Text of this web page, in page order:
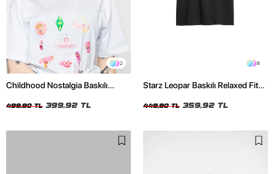
2
Childhood Nostalgia Baskılı
499,90 TL 399,92 TL
8
Starz Leopar Baskılı Relaxed Fit
449,90 TL 359,92 TL